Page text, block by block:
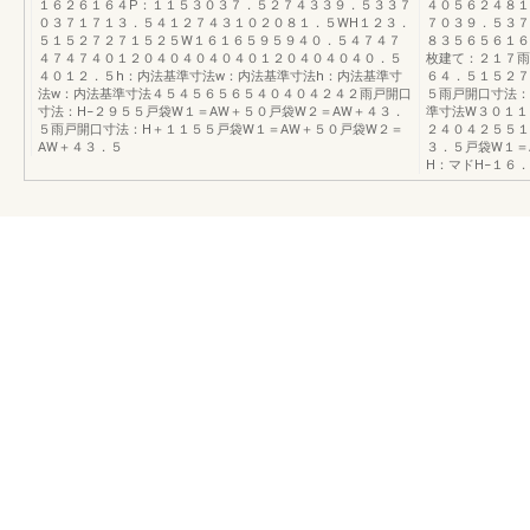
１６２６１６４P：１１５３０３７．５２７４３３９．５３３７
０３７１７１３．５４１２７４３１０２０８１．５WH１２３．
５１５２７２７１５２５W１６１６５９５９４０．５４７４７
４７４７４０１２０４０４０４０４０１２０４０４０４０．５
４０１２．５h：内法基準寸法w：内法基準寸法h：内法基準寸
法w：内法基準寸法４５４５６５６５４０４０４２４２雨戸開口
寸法：H−２９５５戸袋W１＝AW＋５０戸袋W２＝AW＋４３．
５雨戸開口寸法：H＋１１５５戸袋W１＝AW＋５０戸袋W２＝
AW＋４３．５
４０５６２４８
７０３９．５３
８３５６５６１
枚建て：２１７
６４．５１５２
５雨戸開口寸法
準寸法W３０１
２４０４２５５
３．５戸袋W１
H：マドH−１６